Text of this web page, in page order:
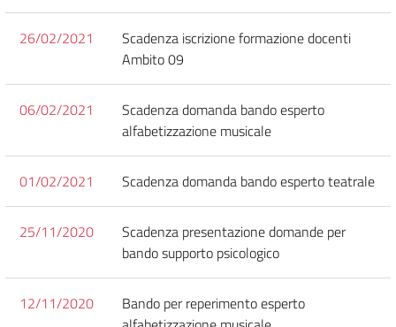
26/02/2021
Scadenza iscrizione formazione docenti
Ambito 09
06/02/2021
Scadenza domanda bando esperto
alfabetizzazione musicale
01/02/2021 Scadenza domanda bando esperto teatrale
25/11/2020
Scadenza presentazione domande per
bando supporto psicologico
12/11/2020
Bando per reperimento esperto